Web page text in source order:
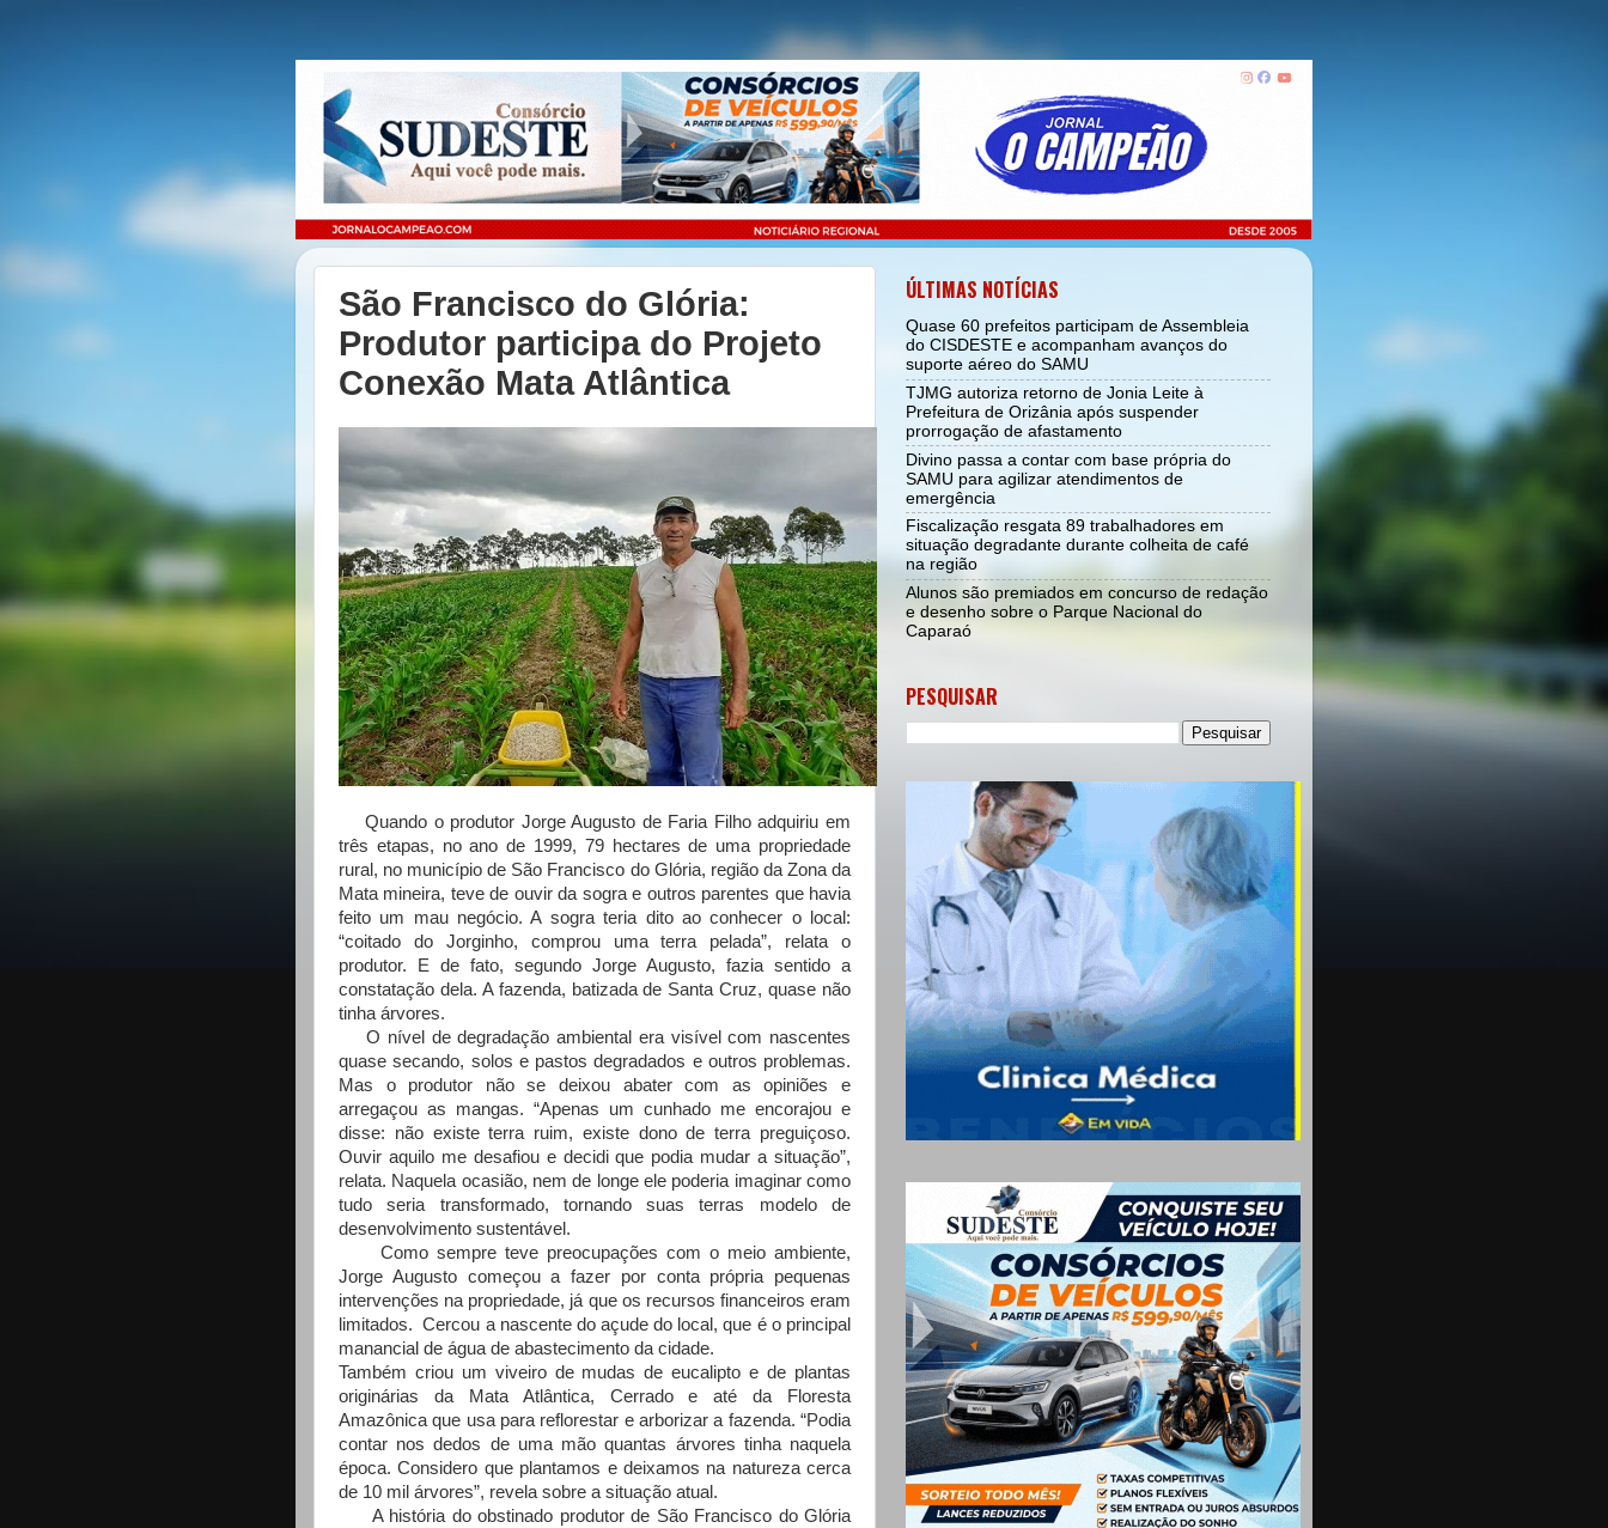
São Francisco do Glória:
Produtor participa do Projeto
Conexão Mata Atlântica
Quando o produtor Jorge Augusto de Faria Filho adquiriu em
três etapas, no ano de 1999, 79 hectares de uma propriedade
rural, no município de São Francisco do Glória, região da Zona da
Mata mineira, teve de ouvir da sogra e outros parentes que havia
feito um mau negócio. A sogra teria dito ao conhecer o local:
“coitado do Jorginho, comprou uma terra pelada”, relata o
produtor. E de fato, segundo Jorge Augusto, fazia sentido a
constatação dela. A fazenda, batizada de Santa Cruz, quase não
tinha árvores.
O nível de degradação ambiental era visível com nascentes
quase secando, solos e pastos degradados e outros problemas.
Mas o produtor não se deixou abater com as opiniões e
arregaçou as mangas. “Apenas um cunhado me encorajou e
disse: não existe terra ruim, existe dono de terra preguiçoso.
Ouvir aquilo me desafiou e decidi que podia mudar a situação”,
relata. Naquela ocasião, nem de longe ele poderia imaginar como
tudo seria transformado, tornando suas terras modelo de
desenvolvimento sustentável.
Como sempre teve preocupações com o meio ambiente,
Jorge Augusto começou a fazer por conta própria pequenas
intervenções na propriedade, já que os recursos financeiros eram
limitados. Cercou a nascente do açude do local, que é o principal
manancial de água de abastecimento da cidade.
Também criou um viveiro de mudas de eucalipto e de plantas
originárias da Mata Atlântica, Cerrado e até da Floresta
Amazônica que usa para reflorestar e arborizar a fazenda. “Podia
contar nos dedos de uma mão quantas árvores tinha naquela
época. Considero que plantamos e deixamos na natureza cerca
de 10 mil árvores”, revela sobre a situação atual.
A história do obstinado produtor de São Francisco do Glória
ÚLTIMAS NOTÍCIAS
Quase 60 prefeitos participam de Assembleia
do CISDESTE e acompanham avanços do
suporte aéreo do SAMU
TJMG autoriza retorno de Jonia Leite à
Prefeitura de Orizânia após suspender
prorrogação de afastamento
Divino passa a contar com base própria do
SAMU para agilizar atendimentos de
emergência
Fiscalização resgata 89 trabalhadores em
situação degradante durante colheita de café
na região
Alunos são premiados em concurso de redação
e desenho sobre o Parque Nacional do
Caparaó
PESQUISAR